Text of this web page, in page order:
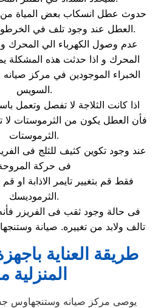
حدوث عطل انسكاب بعض المياة من
العطل عند وجود تلف في الخرطوم الخاص بالثلاجة.
عدم وصول الكهرباء الي المحرك
المحرك و اذا حدثت هذه المشكلة
الخبراء الموجودين في مركز
السويس.
اذا كانت الثلاجة لا تفصل وتعمل
فأن العطل يكون من الثرموستات لا
الثرموستات.
عند وجود تكوين كثيف للثلج فى
فى حركة
فقط قم بتغيير تايمر الاذابة او
الثرموديسك.
فى حالة وجود ثقب فى الفريزر
تالف ولابد من تغييره. صيانة
طريقة العناية
المنزلية